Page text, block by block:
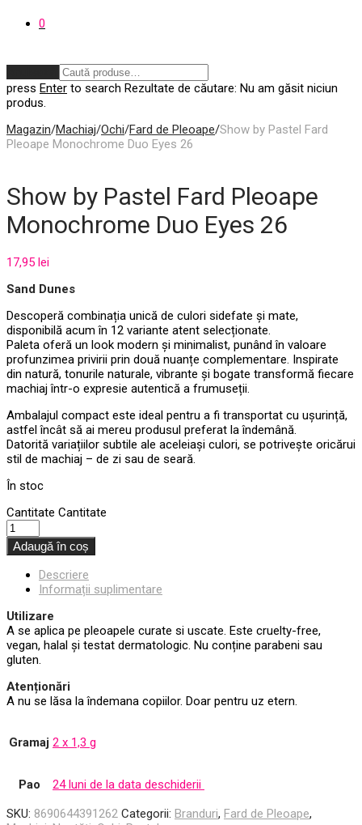
0
press Enter to search Rezultate de căutare: Nu am găsit niciun
produs.
Magazin/Machiaj/Ochi/Fard de Pleoape/Show by Pastel Fard
Pleoape Monochrome Duo Eyes 26
Show by Pastel Fard Pleoape
Monochrome Duo Eyes 26
17,95 lei
Sand Dunes
Descoperă combinația unică de culori sidefate și mate,
disponibilă acum în 12 variante atent selecționate.
Paleta oferă un look modern și minimalist, punând în valoare
profunzimea privirii prin două nuanțe complementare. Inspirate
din natură, tonurile naturale, vibrante și bogate transformă fiecare
machiaj într-o expresie autentică a frumuseții.
Ambalajul compact este ideal pentru a fi transportat cu ușurință,
astfel încât să ai mereu produsul preferat la îndemână.
Datorită variațiilor subtile ale aceleiași culori, se potrivește oricărui
stil de machiaj – de zi sau de seară.
În stoc
Cantitate Cantitate
Adaugă în coș
Descriere
Informații suplimentare
Utilizare
A se aplica pe pleoapele curate si uscate. Este cruelty-free,
vegan, halal și testat dermatologic. Nu conține parabeni sau
gluten.
Atenționări
A nu se lăsa la îndemana copiilor. Doar pentru uz etern.
Gramaj 2 x 1,3 g
Pao
24 luni de la data deschiderii
SKU: 8690644391262 Categorii: Branduri, Fard de Pleoape,